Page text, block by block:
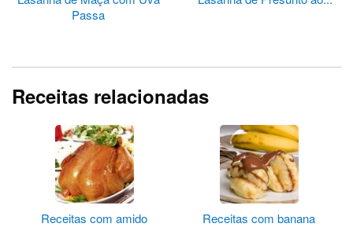
Passa
Receitas relacionadas
Receitas com amido Receitas com banana